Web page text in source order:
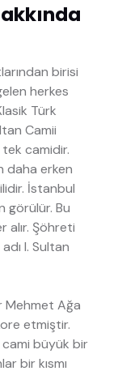
birisi
herkes
Türk
Camii
camidir.
daha erken
İstanbul
görülür. Bu
alır. Şöhreti
I. Sultan
Mehmet Ağa
etmiştir.
cami büyük bir
bir kısmı